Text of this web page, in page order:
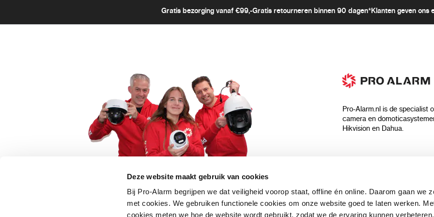
Deze website maakt gebruik van cookies
Bij Pro-Alarm begrijpen we dat veiligheid voorop staat, offline én online. Daarom gaan we
met cookies. We gebruiken functionele cookies om onze website goed te laten werken.
cookies meten we hoe de website wordt gebruikt, zodat we de ervaring kunnen verbeteren.
(B*H*D) (mm)
Bedrijfsvochtigheid
Opslagtemperatuur -
Opslagvochtigheid
Gratis bezorging vanaf €99,-Gratis retourneren binnen 90 dagen*Klanten geven ons
5 euro korting op je aankoop?
Pro-Alarm.nl is de specialist
camera en
Hikvision en Dahua.
Algemene voorwaarden
Privacyverklaring